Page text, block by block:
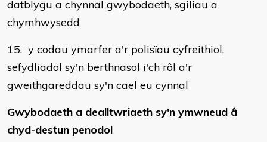
datblygu a chynnal gwybodaeth, sgiliau a
chymhwysedd
15. y codau ymarfer a'r polisïau cyfreithiol,
sefydliadol sy'n berthnasol i'ch rôl a'r
gweithgareddau sy'n cael eu cynnal
Gwybodaeth a dealltwriaeth sy'n ymwneud â
chyd-destun penodol